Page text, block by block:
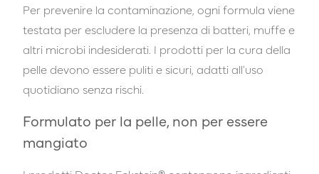
Per prevenire la contaminazione, ogni formula viene
testata per escludere la presenza di batteri, muffe e
altri microbi indesiderati. I prodotti per la cura della
pelle devono essere puliti e sicuri, adatti all'uso
quotidiano senza rischi.
Formulato per la pelle, non per essere
mangiato